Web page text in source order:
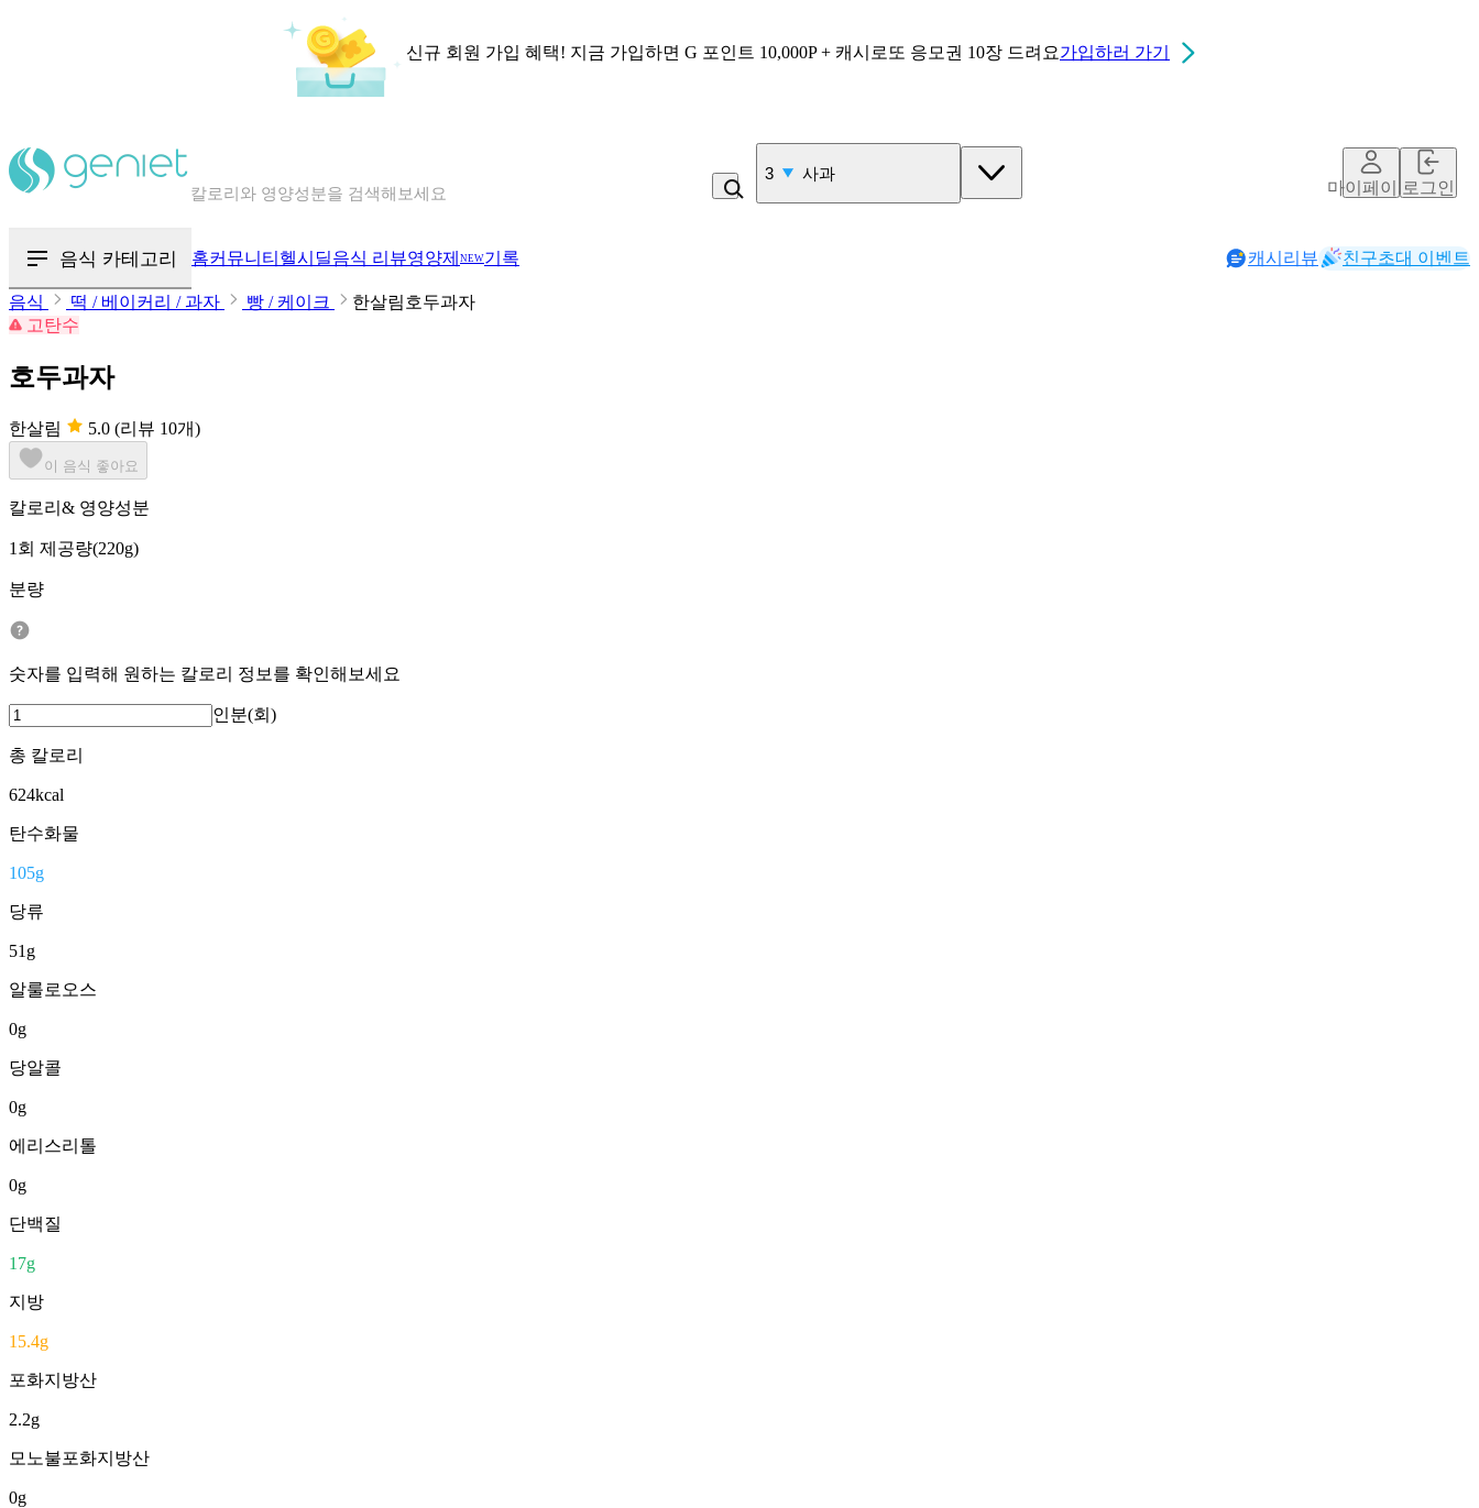
신규 회원 가입 혜택! 지금 가입하면 G 포인트 10,000P + 캐시로또 응모권 10장 드려요가입하러 가기
칼로리와 영양성분을 검색해보세요
4 고100 촉촉 고구마 스틱
마이페이지로그인
음식 카테고리 홈커뮤니티 헬시딜음식 리뷰영양제 NEW기록 캐시리뷰 친구초대 이벤트
음식 떡 / 베이커리 / 과자 빵 / 케이크
한살림호두과자
고탄수
호두과자
한살림 5.0 (리뷰 10개)
이 음식 좋아요
칼로리& 영양성분
1회 제공량(220g)
분량
숫자를 입력해 원하는 칼로리 정보를 확인해보세요
인분(회)
총 칼로리
624kcal
탄수화물
105g
당류
51 g
알룰로오스
0g
당알콜
0g
에리스리톨
0g
단백질
17g
지방
15.4g
포화지방산
2.2g
모노불포화지방산
0g